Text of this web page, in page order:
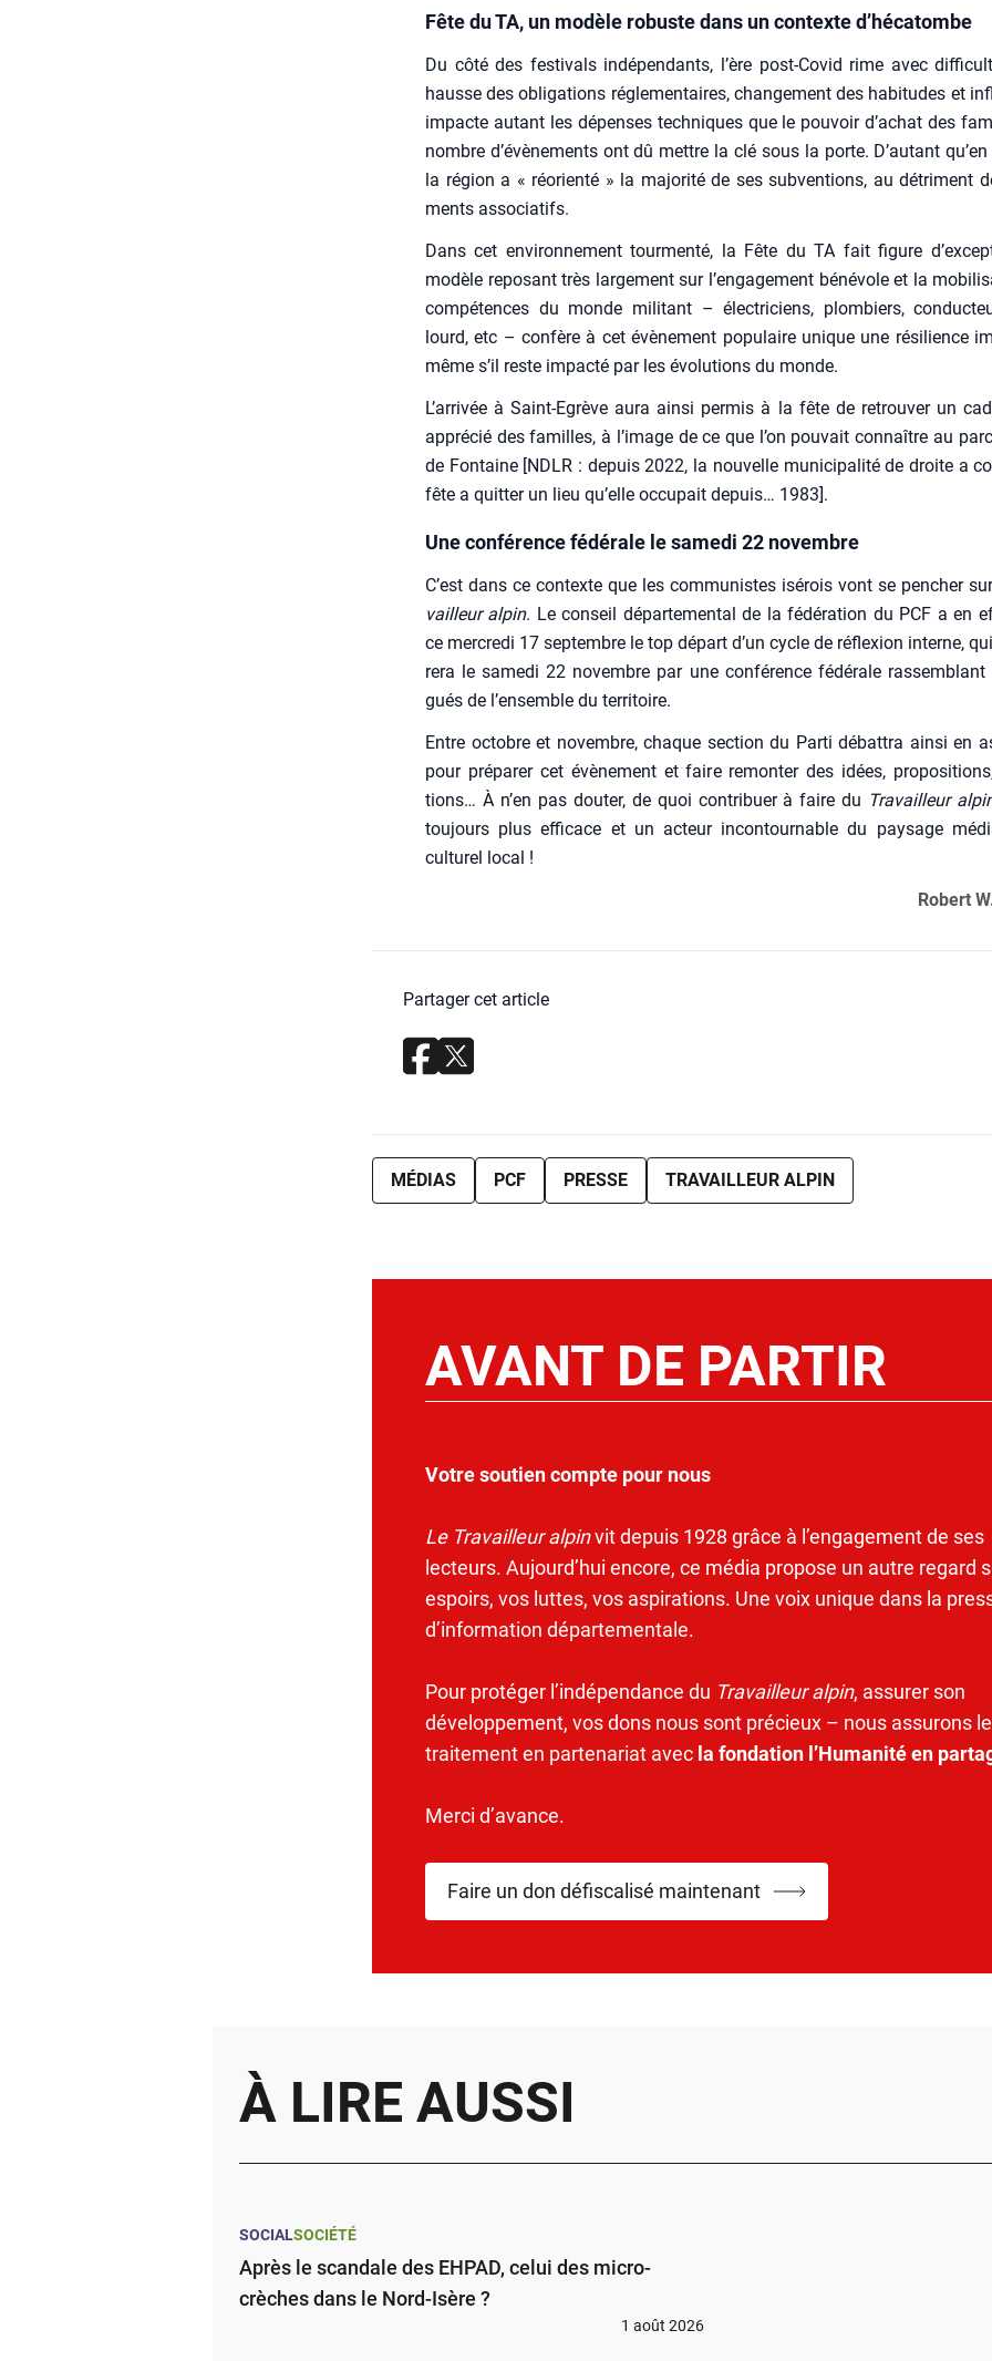
Fête du TA, un modèle robuste dans un contexte d’hécatombe
Du côté des fes­ti­vals indé­pen­dants, l’ère post-Covid rime avec
hausse des obli­ga­tions régle­men­taires, chan­ge­ment des habi­tudes et
impacte autant les dépenses tech­niques que le pou­voir d’achat des
nombre d’évènements ont dû mettre la clé sous la porte. D’autant
la région a « réorien­té » la majo­ri­té de ses sub­ven­tions, au détri­ment
ments asso­cia­tifs.
Dans cet envi­ron­ne­ment tour­men­té, la Fête du TA fait figure
modèle repo­sant très lar­ge­ment sur l’engagement béné­vole et la
com­pé­tences du monde mili­tant – élec­tri­ciens, plom­biers,
lourd, etc – confère à cet évè­ne­ment popu­laire unique une rési­lience
même s’il reste impac­té par les évo­lu­tions du monde.
L’arrivée à Saint-Egrève aura ain­si per­mis à la fête de retrou­ver un
appré­cié des familles, à l’image de ce que l’on pou­vait connaître au
de Fon­taine [NDLR : depuis 2022, la nou­velle muni­ci­pa­li­té de droite a
fête a quit­ter un lieu qu’elle occu­pait depuis… 1983].
Une conférence fédérale le samedi 22 novembre
C’est dans ce contexte que les com­mu­nistes isé­rois vont se pen­cher
vailleur alpin. Le conseil dépar­te­men­tal de la fédé­ra­tion du PCF a en
ce mer­cre­di 17 sep­tembre le top départ d’un cycle de réflexion interne,
re­ra le same­di 22 novembre par une confé­rence fédé­rale
gués de l’ensemble du ter­ri­toire.
Entre octobre et novembre, chaque sec­tion du Par­ti débat­tra ain­si en
pour pré­pa­rer cet évè­ne­ment et faire remon­ter des idées,
tions… À n’en pas dou­ter, de quoi contri­buer à faire du Tra­vailleur
tou­jours plus effi­cace et un acteur incon­tour­nable du pay­sage
cultu­rel local !
Robert
Partager cet article
MÉDIAS PCF PRESSE TRAVAILLEUR ALPIN
AVANT DE PARTIR
Votre soutien compte pour nous
Le Travailleur alpinvit depuis 1928 grâce à l’engagement de ses
lecteurs. Aujourd’hui encore, ce média propose un autre regard
espoirs, vos luttes, vos aspirations. Une voix unique dans la
d’information départementale.
Pour protéger l’indépendance du Travailleur alpin, assurer son
développement, vos dons nous sont précieux – nous assurons
traitement en partenariat avec la fondation l’Humanité en
Merci d’avance.
Faire un don défiscalisé maintenant
À LIRE AUSSI
SOCIALSOCIÉTÉ
Après le scandale des EHPAD, celui des micro-
crèches dans le Nord-Isère ?
1 août 2026